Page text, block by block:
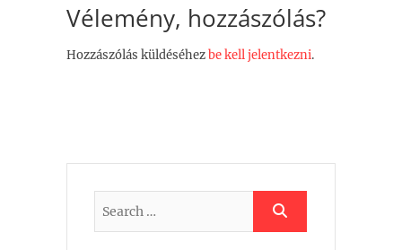
Vélemény, hozzászólás?
Hozzászólás küldéséhezbe kell jelentkezni.